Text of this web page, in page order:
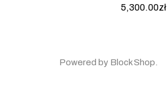
5,300.00zł
Powered by Block Shop